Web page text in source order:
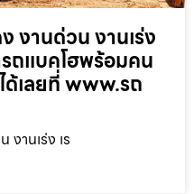
งานด่วน งานเร่ง
ถแบคโฮพร้อมคน
เลยที่ www.รถ
านเร่ง เร